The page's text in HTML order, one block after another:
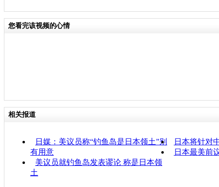
您看完该视频的心情
相关报道
日媒：美议员称“钓鱼岛是日本领土”别
有用意
日本将针对
日本最美前
美议员就钓鱼岛发表谬论 称是日本领
土